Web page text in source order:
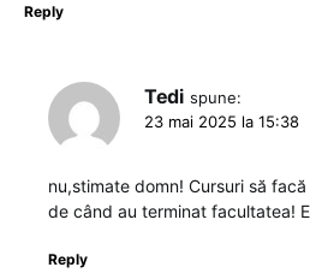
Reply
Tedi spune:
23 mai 2025 la 15:38
nu,stimate domn! Cursuri să
de când au terminat facultatea!
Reply